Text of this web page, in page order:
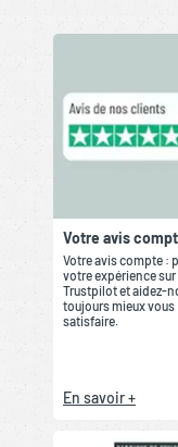
Votre avis
Votre avis compte :
votre expérience sur
Trustpilot et aidez-
toujours mieux vous
satisfaire.
En savoir +